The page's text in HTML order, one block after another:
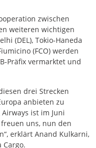
zwischen
weiteren wichtigen
(DEL), Tokio-Haneda
(FCO) werden
Präfix vermarktet und
drei Strecken
anbieten zu
ist im Juni
uns, nun den
erklärt Anand Kulkarni,
Cargo.